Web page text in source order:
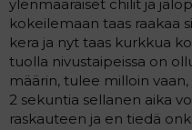
ylenmääräiset chilit ja
kokeilemaan taas raakaa
kera ja nyt taas kurkkua
tuolla nivustaipeissa on
määrin, tulee milloin vaan,
2 sekuntia sellanen aika
raskauteen ja en tiedä